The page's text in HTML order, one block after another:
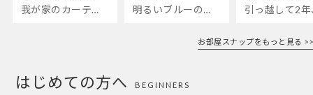
我が家のカーテンが新しくなりました🌼早起きが超絶苦手な
明るいブルーのカーテンで、部屋全体
引っ越して2
お部屋スナップをもっと見る >>
はじめての方へ BEGINNERS